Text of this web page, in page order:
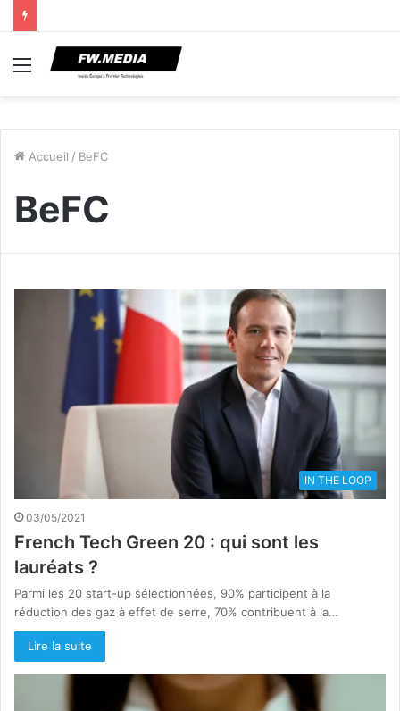
Menu
Accueil / BeFC
BeFC
IN THE LOOP
03/05/2021
French Tech Green 20 : qui sont les
lauréats ?
Parmi les 20 start-up sélectionnées, 90% participent à la
réduction des gaz à effet de serre, 70% contribuent à la…
Lire la suite